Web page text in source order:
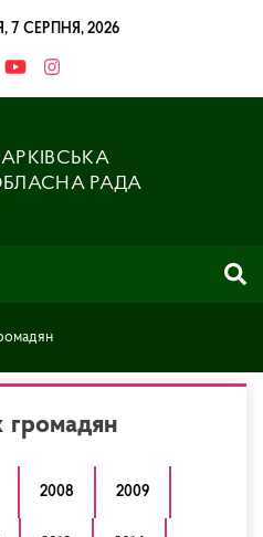
7 СЕРПНЯ, 2026
РАДА
громадян
2008 2009